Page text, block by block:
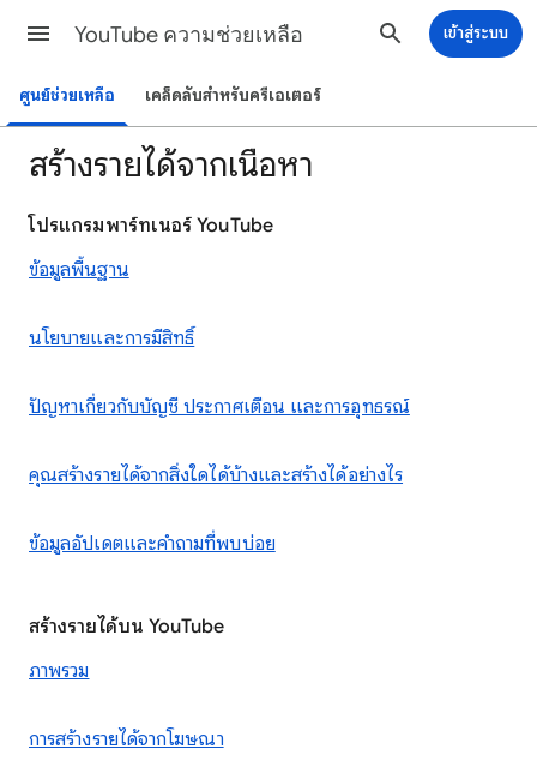
YouTube ความช่วยเหลือ เข้าสู่ระบบ
ศูนย์ช่วยเหลือ เคล็ดลับสำหรับครีเอเตอร์
สร้างรายได้จากเนื้อหา
โปรแกรมพาร์ทเนอร์ YouTube
ข้อมูลพื้นฐาน
นโยบายและการมีสิทธิ์
ปัญหาเกี่ยวกับบัญชี ประกาศเตือน และการอุทธรณ์
คุณสร้างรายได้จากสิ่งใดได้บ้างและสร้างได้อย่างไร
ข้อมูลอัปเดตและคำถามที่พบบ่อย
สร้างรายได้บน YouTube
ภาพรวม
การสร้างรายได้จากโฆษณา